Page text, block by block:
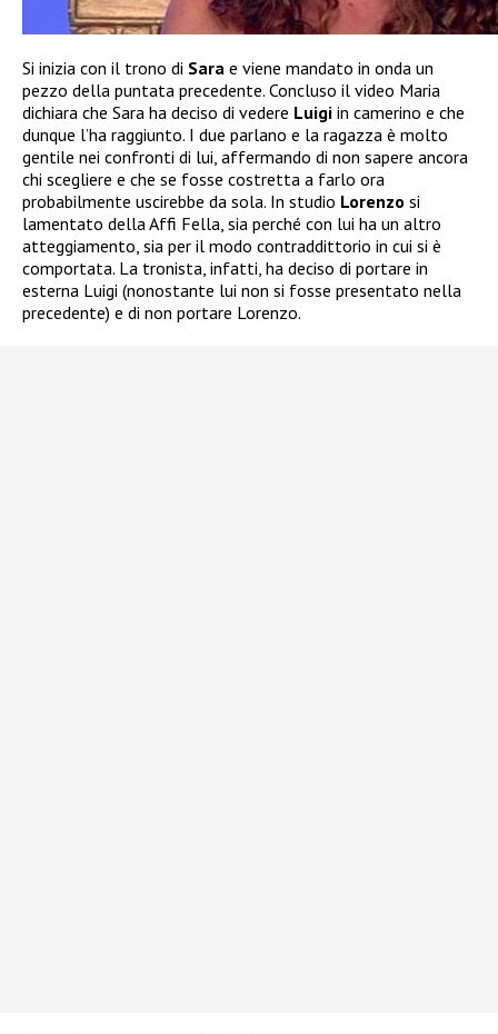
Si inizia con il trono di Sara e viene mandato in onda un
pezzo della puntata precedente. Concluso il video Maria
dichiara che Sara ha deciso di vedere Luigi in camerino e che
dunque l’ha raggiunto. I due parlano e la ragazza è molto
gentile nei confronti di lui, affermando di non sapere ancora
chi scegliere e che se fosse costretta a farlo ora
probabilmente uscirebbe da sola. In studio Lorenzo si
lamentato della Affi Fella, sia perché con lui ha un altro
atteggiamento, sia per il modo contraddittorio in cui si è
comportata. La tronista, infatti, ha deciso di portare in
esterna Luigi (nonostante lui non si fosse presentato nella
precedente) e di non portare Lorenzo.